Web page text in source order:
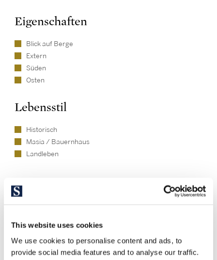
This website uses cookies
We use cookies to personalise content and ads, to
provide social media features and to analyse our traffic.
Eigenschaften
Blick auf Berge
Extern
Süden
Osten
Lebensstil
Historisch
Masia / Bauernhaus
Landleben
Ähnliche Immobilien